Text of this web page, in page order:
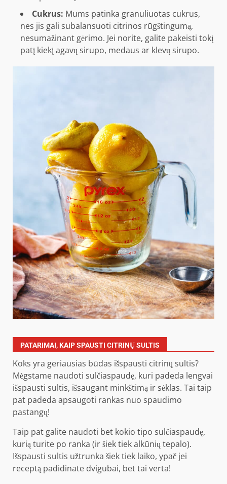
Cukrus: Mums patinka granuliuotas cukrus,
nes jis gali subalansuoti citrinos rūgštingumą,
nesumažinant gėrimo. Jei norite, galite pakeisti tokį
patį kiekį agavų sirupo, medaus ar klevų sirupo.
PATARIMAI, KAIP SPAUSTI CITRINŲ SULTIS
Koks yra geriausias būdas išspausti citrinų sultis?
Mėgstame naudoti sulčiaspaudę, kuri padeda lengvai
išspausti sultis, išsaugant minkštimą ir sėklas. Tai taip
pat padeda apsaugoti rankas nuo spaudimo
pastangų!
Taip pat galite naudoti bet kokio tipo sulčiaspaudę,
kurią turite po ranka (ir šiek tiek alkūnių tepalo).
Išspausti sultis užtrunka šiek tiek laiko, ypač jei
receptą padidinate dvigubai, bet tai verta!